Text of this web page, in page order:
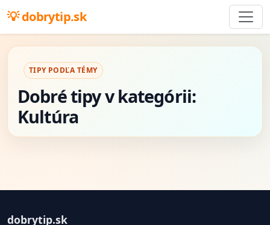
dobrytip.sk
TIPY PODĽA TÉMY
Dobré tipy v kategórii:
Kultúra
dobrytip.sk